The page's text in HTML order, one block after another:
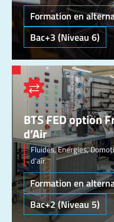
Formation en
Bac+3 (Niveau 6)
BTS FED option
d’Air
Fluides, Energies,
d'air
Formation en
Bac+2 (Niveau 5)